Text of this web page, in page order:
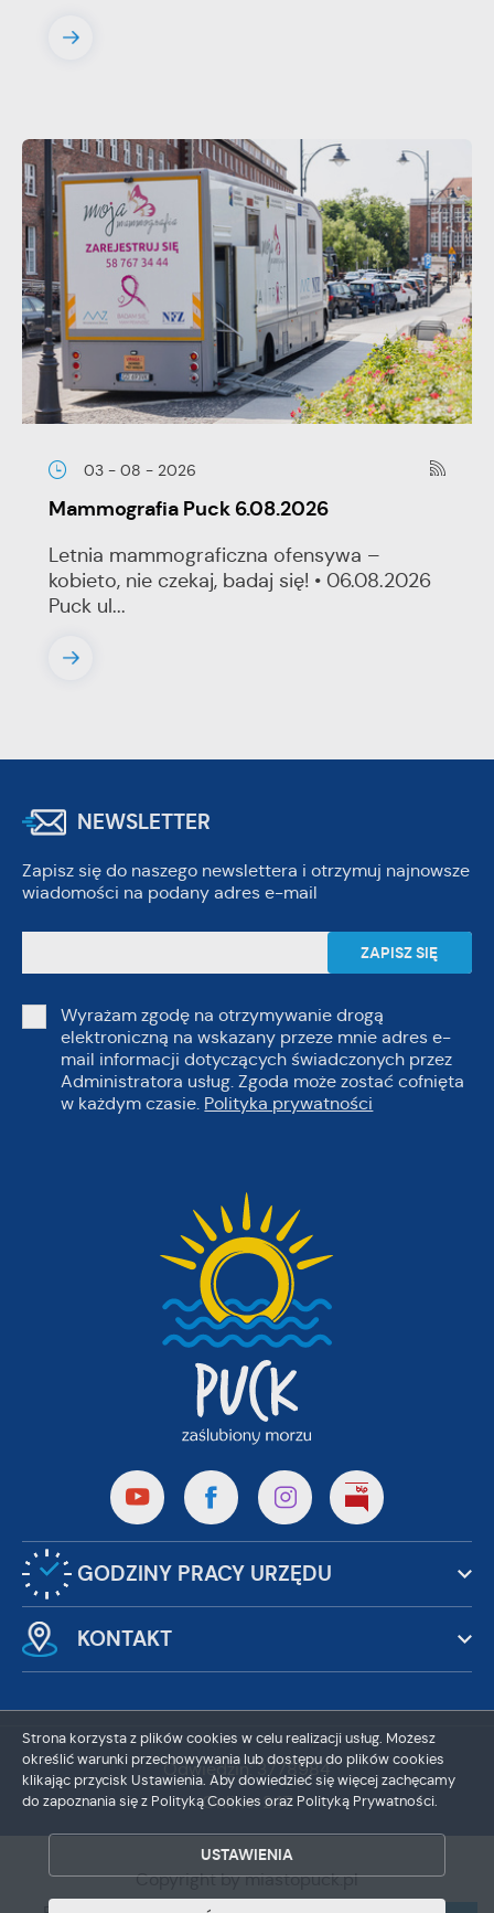
03 - 08 - 2026
Mammografia Puck 6.08.2026
Letnia mammograficzna ofensywa –
kobieto, nie czekaj, badaj się! • 06.08.2026
Puck ul...
NEWSLETTER
Zapisz się do naszego newslettera i otrzymuj najnowsze
wiadomości na podany adres e-mail
Wyrażam zgodę na otrzymywanie drogą
elektroniczną na wskazany przeze mnie adres e-
mail informacji dotyczących świadczonych przez
Administratora usług. Zgoda może zostać cofnięta
w każdym czasie. Polityka prywatności
GODZINY PRACY URZĘDU
KONTAKT
Odwiedzin: 3778984
Online: 247
Copyright by miastopuck.pl
Strona korzysta z plików cookies w celu realizacji usług. Możesz
określić warunki przechowywania lub dostępu do plików cookies
klikając przycisk Ustawienia. Aby dowiedzieć się więcej zachęcamy
do zapoznania się z Polityką Cookies oraz Polityką Prywatności.
USTAWIENIA
ZAPISZ WYBRANE
ZEZWÓL NA WSZYSTKIE